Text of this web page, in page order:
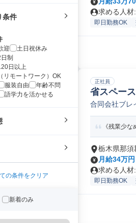
条件
迎
土日祝休み
制
日以上
リモートワーク）OK
服装自由
年齢不問
語学力を活かせる
の条件をクリア
新着のみ
求める人材
即日勤務OK
正社員
省スペー
合同会社ブレ
《残業少
栃木県那須
月給34万
求める人材
即日勤務OK